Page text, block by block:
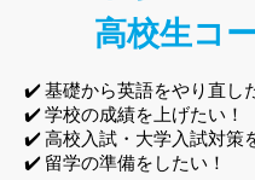
高校生コ
✔️ 基礎から英語をやり直し
✔️ 学校の成績を上げたい！
✔️ 高校入試・大学入試対策
✔️ 留学の準備をしたい！